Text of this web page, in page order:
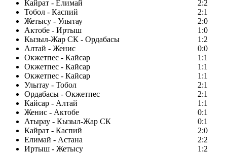
Кайрат - Елимай
2:2
Тобол - Каспий
2:1
Жетысу - Улытау
2:0
Актобе - Иртыш
1:0
Кызыл-Жар СК - Ордабасы
1:2
Алтай - Женис
0:0
Окжетпес - Кайсар
1:1
Окжетпес - Кайсар
1:1
Окжетпес - Кайсар
1:1
Улытау - Тобол
2:1
Ордабасы - Окжетпес
2:1
Кайсар - Алтай
1:1
Женис - Актобе
0:1
Атырау - Кызыл-Жар СК
0:1
Кайрат - Каспий
2:0
Елимай - Астана
2:2
Иртыш - Жетысу
1:2